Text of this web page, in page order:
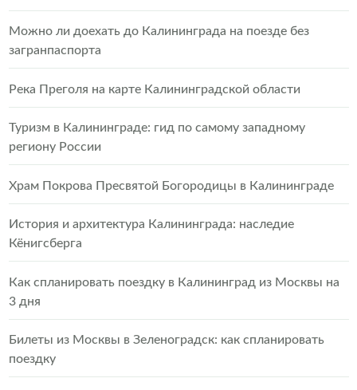
Можно ли доехать до Калининграда на поезде без
загранпаспорта
Река Преголя на карте Калининградской области
Туризм в Калининграде: гид по самому западному
региону России
Храм Покрова Пресвятой Богородицы в Калининграде
История и архитектура Калининграда: наследие
Кёнигсберга
Как спланировать поездку в Калининград из Москвы на
3 дня
Билеты из Москвы в Зеленоградск: как спланировать
поездку